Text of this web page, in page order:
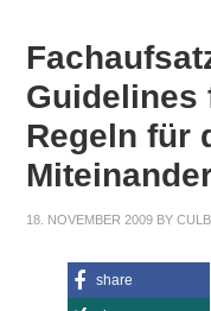
Guidelines
Regeln für
18. NOVEMBER 2009 BY
share